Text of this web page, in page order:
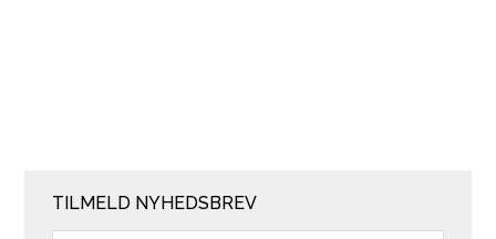
TILMELD NYHEDSBREV